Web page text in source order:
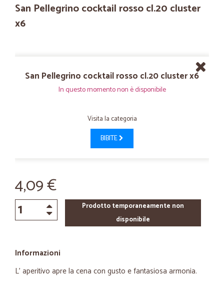
San Pellegrino cocktail rosso cl.20 cluster
x6
San Pellegrino cocktail rosso cl.20 cluster x6
In questo momento non è disponibile
Visita la categoria
BIBITE
4,09 €
Prodotto temporaneamente non
disponibile
Informazioni
L' aperitivo apre la cena con gusto e fantasiosa armonia.